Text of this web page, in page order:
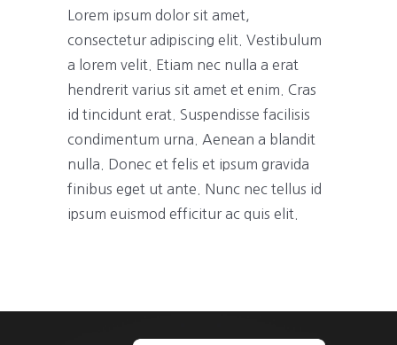
Lorem ipsum dolor sit amet,
consectetur adipiscing elit. Vestibulum
a lorem velit. Etiam nec nulla a erat
hendrerit varius sit amet et enim. Cras
id tincidunt erat. Suspendisse facilisis
condimentum urna. Aenean a blandit
nulla. Donec et felis et ipsum gravida
finibus eget ut ante. Nunc nec tellus id
ipsum euismod efficitur ac quis elit.